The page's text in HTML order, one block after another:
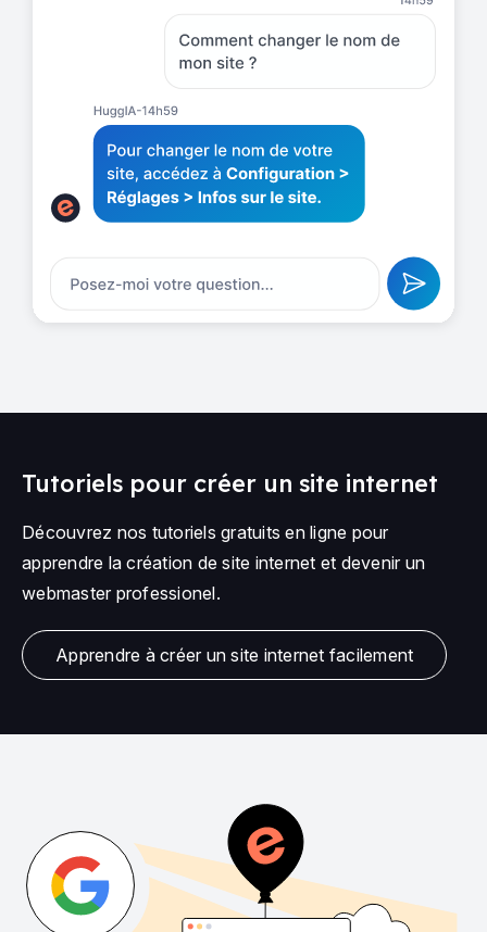
Tutoriels pour créer un site internet
Découvrez nos tutoriels gratuits en ligne pour
apprendre la création de site internet et devenir un
webmaster professionel.
Apprendre à créer un site internet facilement